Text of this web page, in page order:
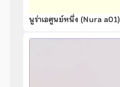
นูร่าเอศูนย์หนึ่ง (Nura a01)